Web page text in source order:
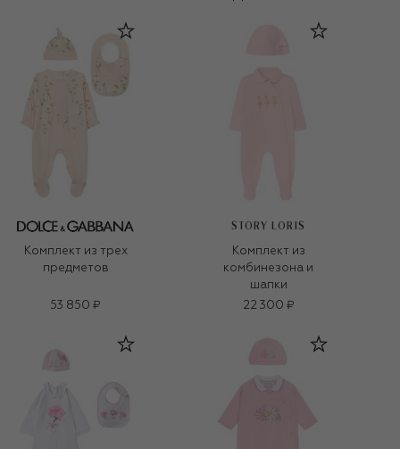
Комплект из трех
предметов
53 850 ₽
STORY LORIS
Комплект из
комбинезона и
шапки
22 300 ₽